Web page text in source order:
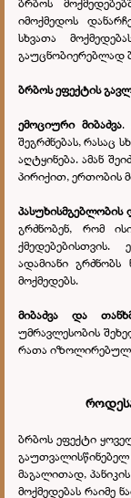
იმოქმედოს
სხვათა
გაუცნობიერებლად
ბრბოს ეფექტის
ემოციური მიბაძვა.
შეგრძნებას, რასაც
აღტყინება. ამან
პირიქით, ერთობის
პასუხისმგებლობის
გრძნობენ, რომ
ადამიანი
მოქმედებს.
მიბაძვა და
უმრავლესობის
რათა იზოლირებული
ბრბოს ეფექტი
მაგალითად,
მოქმედებას რაიმე